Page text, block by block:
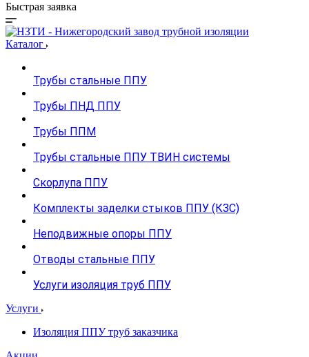
Быстрая заявка
Каталог
Трубы стальные ППУ
Трубы ПНД ППУ
Трубы ППМ
Трубы стальные ППУ ТВИН системы
Скорлупа ППУ
Комплекты заделки стыков ППУ (КЗС)
Неподвижные опоры ППУ
Отводы стальные ППУ
Услуги изоляция труб ППУ
Услуги
Изоляция ППУ труб заказчика